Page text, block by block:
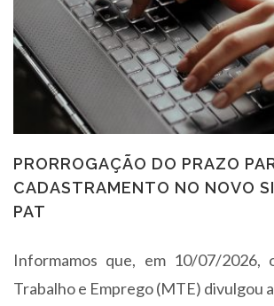
PRORROGAÇÃO DO PRAZO
CADASTRAMENTO NO NOVO
PAT
Informamos que, em 10/07/2026,
Trabalho e Emprego (MTE) divulgou